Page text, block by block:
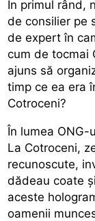
În primul rând,
de consilier pe
de expert în
cum de tocmai
ajuns să
timp ce ea era
Cotroceni?
În lumea ONG-
La Cotroceni,
recunoscute,
dădeau coate
aceste
oamenii